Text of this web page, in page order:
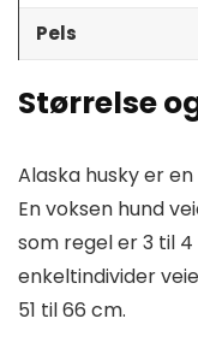
Pels
Størrelse
Alaska husky er
En voksen hund
som regel er 3 til
enkeltindivider
51 til 66 cm.